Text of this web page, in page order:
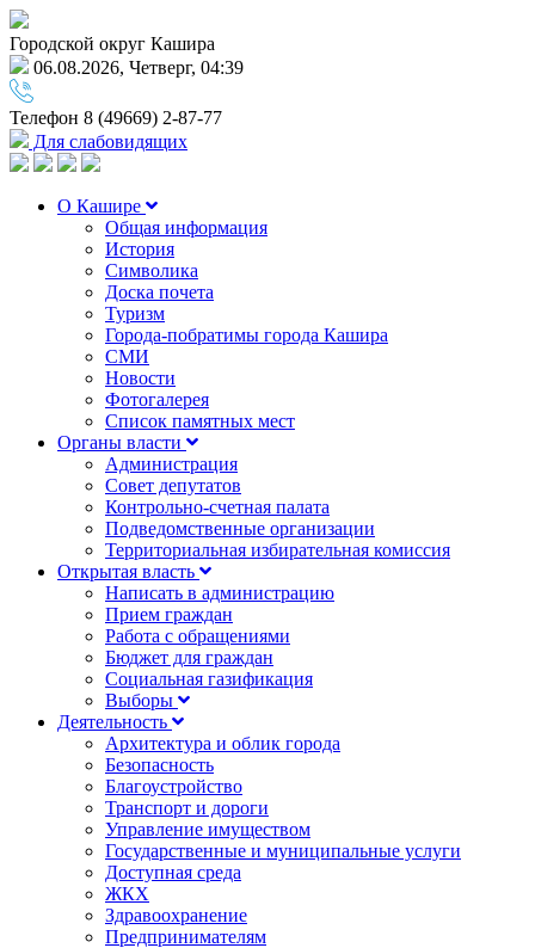
Городской округ Кашира
06.08.2026, Четверг, 04:39
Телефон 8 (49669) 2-87-77
Для слабовидящих
О Кашире
Общая информация
История
Символика
Доска почета
Туризм
Города-побратимы города Кашира
СМИ
Новости
Фотогалерея
Список памятных мест
Органы власти
Администрация
Совет депутатов
Контрольно-счетная палата
Подведомственные организации
Территориальная избирательная комиссия
Открытая власть
Написать в администрацию
Прием граждан
Работа с обращениями
Бюджет для граждан
Социальная газификация
Выборы
Деятельность
Архитектура и облик города
Безопасность
Благоустройство
Транспорт и дороги
Управление имуществом
Государственные и муниципальные услуги
Доступная среда
ЖКХ
Здравоохранение
Предпринимателям